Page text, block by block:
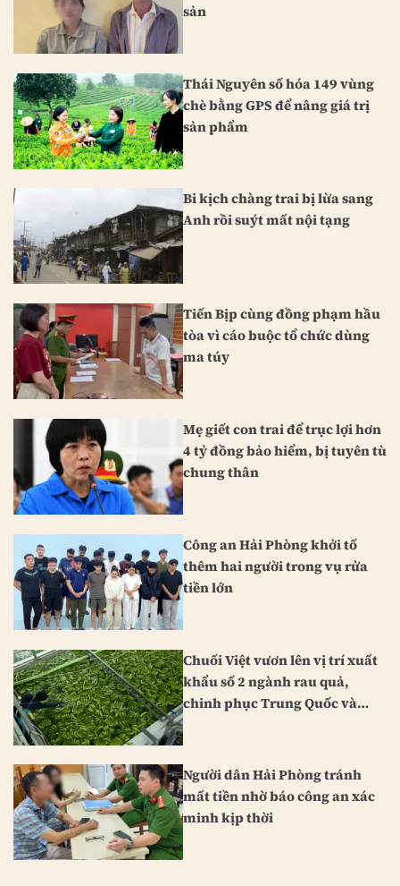
sản
Thái Nguyên số hóa 149 vùng
chè bằng GPS để nâng giá trị
sản phẩm
Bi kịch chàng trai bị lừa sang
Anh rồi suýt mất nội tạng
Tiến Bịp cùng đồng phạm hầu
tòa vì cáo buộc tổ chức dùng
ma túy
Mẹ giết con trai để trục lợi hơn
4 tỷ đồng bảo hiểm, bị tuyên tù
chung thân
Công an Hải Phòng khởi tố
thêm hai người trong vụ rửa
tiền lớn
Chuối Việt vươn lên vị trí xuất
khẩu số 2 ngành rau quả,
chinh phục Trung Quốc và
Người dân Hải Phòng tránh
mất tiền nhờ báo công an xác
minh kịp thời